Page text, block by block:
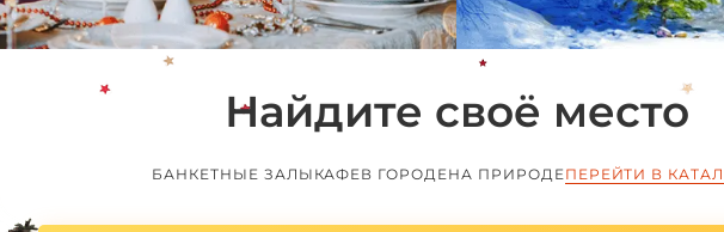
Найдите своё место
БАНКЕТНЫЕ ЗАЛЫ КАФЕВ ГОРОДЕНА ПРИРОДЕПЕРЕЙТИ В